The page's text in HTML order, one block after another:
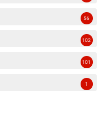
56
102
101
1